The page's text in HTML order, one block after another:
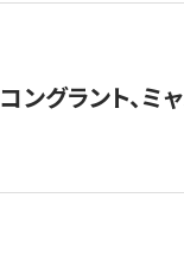
コングラント、